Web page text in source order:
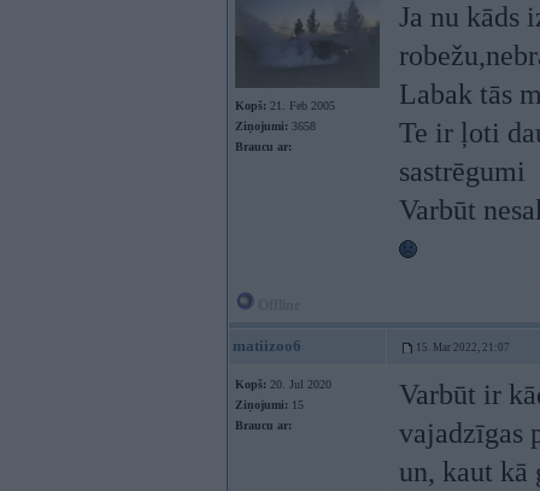
Kopš: 21. Feb 2005
Ziņojumi: 3658
Braucu ar:
Ja nu kāds
Labak tās
Te ir ļoti
sastrēgumi
Varbūt
matiizoo6 15. Mar 2022, 21:07
Kopš: 20. Jul 2020
Ziņojumi: 15
Braucu ar:
Varbūt ir
vajadzīgas
un, kaut